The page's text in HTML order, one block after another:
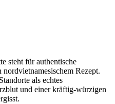
steht für authentische
Rezept.
als echtes
und einer kräftig-würzigen